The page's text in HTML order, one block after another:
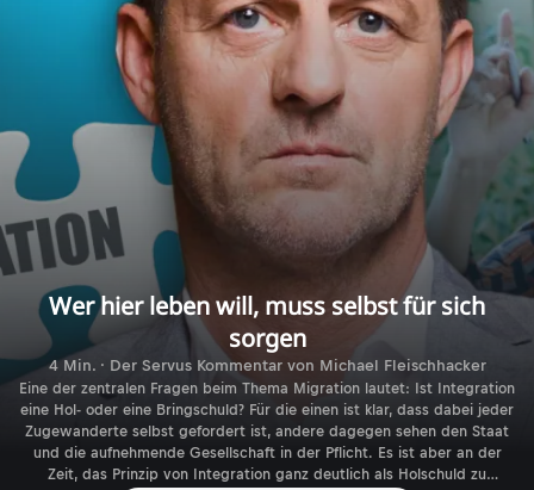
Wer hier leben will, muss selbst für sich
sorgen
4 Min. · Der Servus Kommentar von Michael Fleischhacker
Eine der zentralen Fragen beim Thema Migration lautet: Ist Integration
eine Hol- oder eine Bringschuld? Für die einen ist klar, dass dabei jeder
Zugewanderte selbst gefordert ist, andere dagegen sehen den Staat
und die aufnehmende Gesellschaft in der Pflicht. Es ist aber an der
Zeit, das Prinzip von Integration ganz deutlich als Holschuld zu